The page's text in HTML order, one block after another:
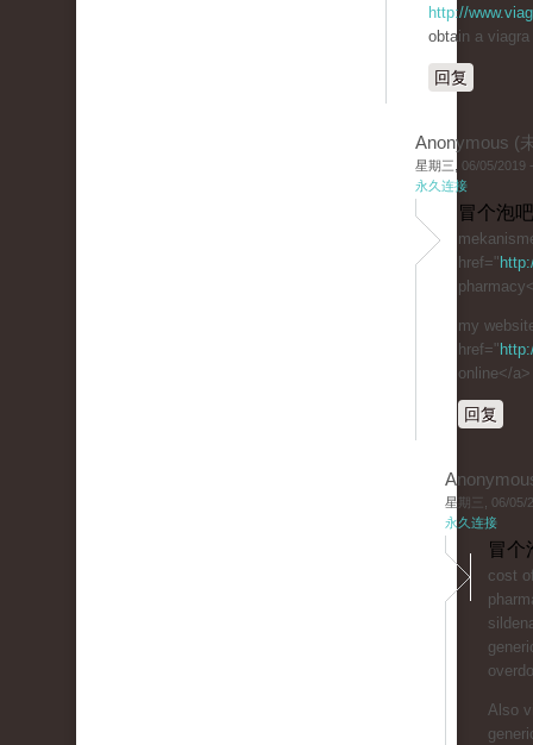
http://
obtain a
回复
Anonymous (
星期三, 06/05/2019
永久连接
冒个泡
href="
my
href="
online</a>
回复
星期三, 06/05/
永久连接
冒个
cost
Also